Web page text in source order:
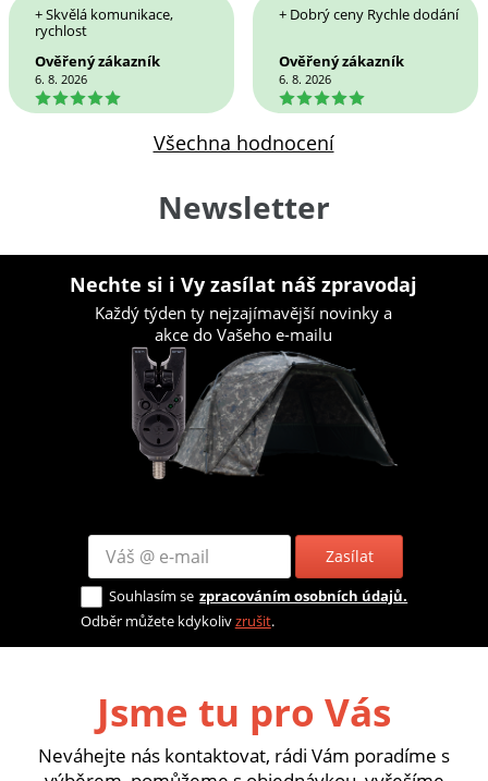
+ Skvělá komunikace,
rychlost
Ověřený zákazník
6. 8. 2026
5
+ Dobrý ceny Rychle dodání
Ověřený zákazník
6. 8. 2026
5
Všechna hodnocení
Newsletter
Nechte si i Vy zasílat náš zpravodaj
Každý týden ty nejzajímavější novinky a
akce do Vašeho e-mailu
Zasílat
Souhlasím se zpracováním osobních údajů.
Odběr můžete kdykolivzrušit.
Jsme tu pro Vás
Neváhejte nás kontaktovat, rádi Vám poradíme s